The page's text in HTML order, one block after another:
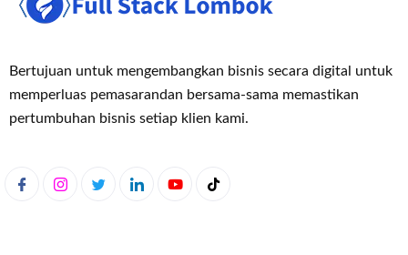
Bertujuan untuk mengembangkan bisnis secara digital untuk
memperluas pemasarandan bersama-sama memastikan
pertumbuhan bisnis setiap klien kami.